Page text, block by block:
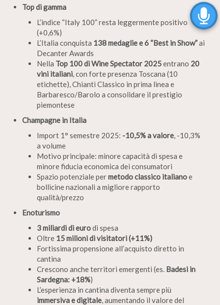
Top di gamma
L’indice “Italy 100” resta leggermente positivo
(+0,6%)
L’Italia conquista 138 medaglie e 6 “Best in Show”ai
Decanter Awards
Nella Top 100 di Wine Spectator 2025entrano 20
vini italiani, con forte presenza Toscana (10
etichette), Chianti Classico in prima linea e
Barbaresco/Barolo a consolidare il prestigio
piemontese
Champagne in Italia
Import 1° semestre 2025: -10,5% a valore, -10,3%
a volume
Motivo principale: minore capacità di spesa e
minore fiducia economica dei consumatori
Spazio potenziale permetodo classico italianoe
bollicine nazionali a migliore rapporto
qualità/prezzo
Enoturismo
3 miliardi di eurodi spesa
Oltre 15 milioni di visitatori (+11%)
Fortissima propensione all’acquisto diretto in
cantina
Crescono anche territori emergenti (es. Badesi in
Sardegna: +18%)
L’esperienza in cantina diventa sempre più
immersiva e digitale, aumentando il valore del